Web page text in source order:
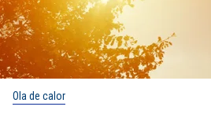
Ola de calor